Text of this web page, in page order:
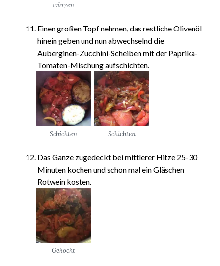
würzen
Einen großen Topf nehmen, das restliche Olivenöl
hinein geben und nun abwechselnd die
Auberginen-Zucchini-Scheiben mit der Paprika-
Tomaten-Mischung aufschichten.
Schichten Schichten
Das Ganze zugedeckt bei mittlerer Hitze 25-30
Minuten kochen und schon mal ein Gläschen
Rotwein kosten.
Gekocht